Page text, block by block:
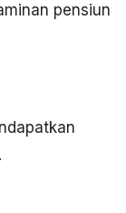
pensiun